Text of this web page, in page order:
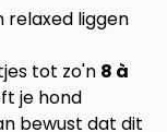
relaxed liggen
tot zo'n 8 à
je hond
bewust dat dit